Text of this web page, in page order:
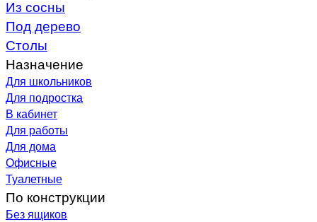
Из сосны
Под дерево
Столы
Назначение
Для школьников
Для подростка
В кабинет
Для работы
Для дома
Офисные
Туалетные
По конструкции
Без ящиков